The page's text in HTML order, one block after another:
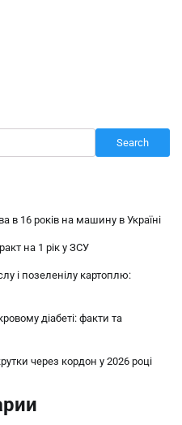
Search
в 16 років на машину в Україні
на 1 рік у ЗСУ
і позеленілу картоплю:
діабеті: факти та
через кордон у 2026 році